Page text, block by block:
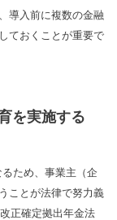
導入前に複数の金融
ておくことが重要で
を実施する
ため、事業主（企
ことが法律で努力義
正確定拠出年金法